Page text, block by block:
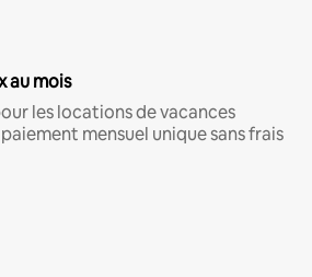
au mois
les locations de vacances
mensuel unique sans frais